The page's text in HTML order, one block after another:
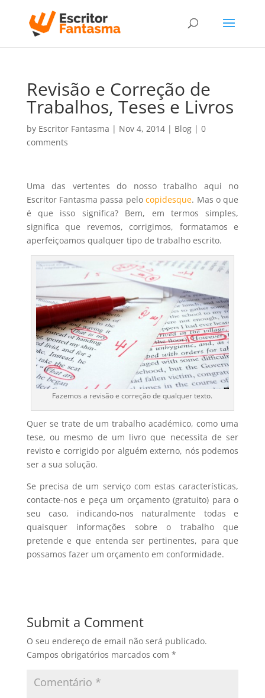
Revisão e Correção de
Trabalhos, Teses e Livros
by Escritor Fantasma | Nov 4, 2014| Blog| 0
comments
Uma das vertentes do nosso trabalho aqui no
Escritor Fantasma passa pelocopidesque. Mas o que
é que isso significa? Bem, em termos simples,
significa que revemos, corrigimos, formatamos e
aperfeiçoamos qualquer tipo de trabalho escrito.
Fazemos a revisão e correção de qualquer texto.
Quer se trate de um trabalho académico, como uma
tese, ou mesmo de um livro que necessita de ser
revisto e corrigido por alguém externo, nós podemos
ser a sua solução.
Se precisa de um serviço com estas características,
contacte-nos e peça um orçamento (gratuito) para o
seu caso, indicando-nos naturalmente todas e
quaisquer informações sobre o trabalho que
pretende e que entenda ser pertinentes, para que
possamos fazer um orçamento em conformidade.
Submit a Comment
O seu endereço de email não será publicado.
Campos obrigatórios marcados com *